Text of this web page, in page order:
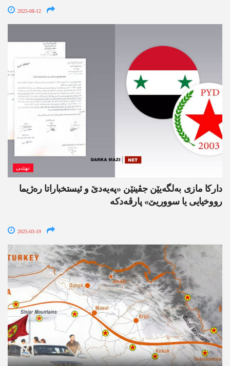
2025-08-12
نھێنی
داركا مازی به‌لگه‌یێن جڤینێن «په‌یه‌دێ و ئیستخباراتا ره‌ژیما
رووخیایی یا سووریێ» پارڤه‌دكه
2025-03-19